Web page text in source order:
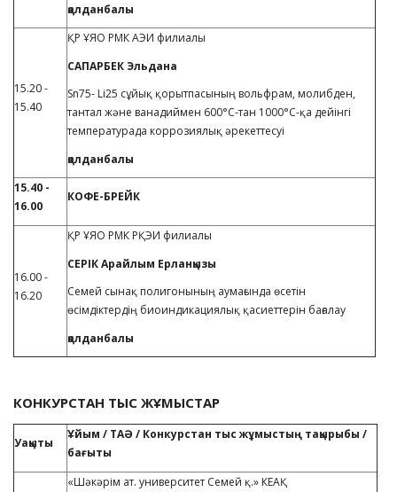
қолданбалы
15.20 -
15.40
ҚР ҰЯО РМК АЭИ филиалы
САПАРБЕК Эльдана
Sn75- Li25 сұйық қорытпасының вольфрам, молибден,
тантал және ванадиймен 600°С-тан 1000°С-қа дейінгі
температурада коррозиялық әрекеттесуі
қолданбалы
15.40 -
16.00
КОФЕ-БРЕЙК
16.00 -
16.20
ҚР ҰЯО РМК РҚЭИ филиалы
СЕРІК Арайлым Ерланқызы
Семей сынақ полигонының аумағында өсетін
өсімдіктердің биоиндикациялық қасиеттерін бағалау
қолданбалы
КОНКУРСТАН ТЫС ЖҰМЫСТАР
Уақыты
Ұйым / ТАӘ / Конкурстан тыс жұмыстың тақырыбы /
бағыты
«Шәкәрім ат. университет Семей қ.» КЕАҚ